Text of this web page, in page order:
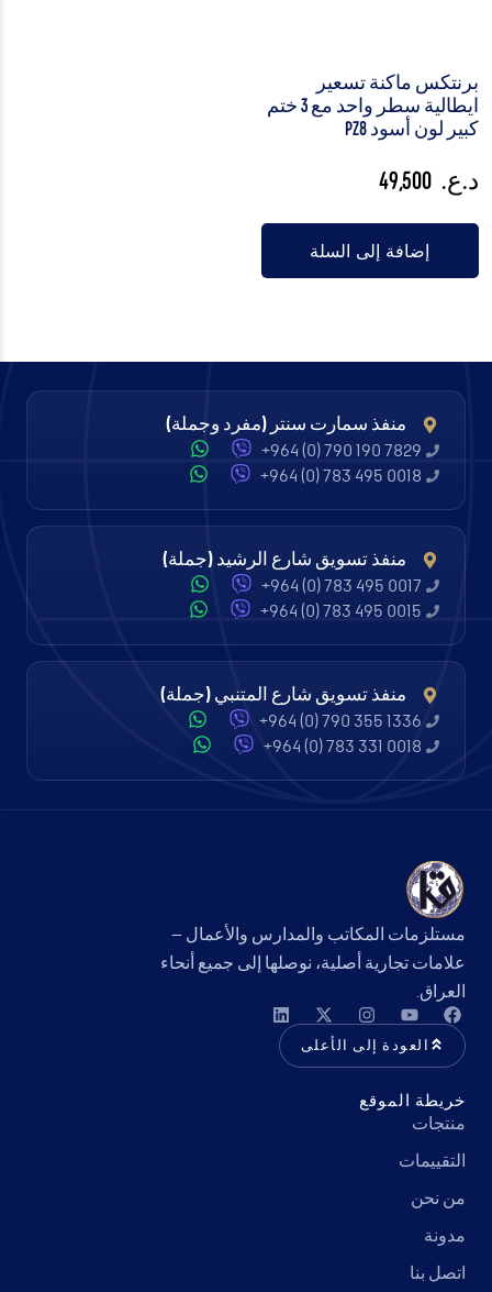
برنتكس ماكنة تسعير
ايطالية سطر واحد مع 3 ختم
كبير لون أسود PZ8
د.ع.
إضافة إلى السلة
منفذ سمارت سنتر (مفرد وجملة)
+964 (0) 790 190 7829
+964 (0) 783 495 0018
منفذ تسويق شارع الرشيد (جملة)
+964 (0) 783 495 0017
+964 (0) 783 495 0015
منفذ تسويق شارع المتنبي (جملة)
+964 (0) 790 355 1336
+964 (0) 783 331 0018
مستلزمات المكاتب والمدارس والأعمال —
علامات تجارية أصلية، نوصلها إلى جميع أنحاء
العراق.
العودة إلى الأعلى
خريطة الموقع
منتجات
التقييمات
من نحن
مدونة
اتصل بنا